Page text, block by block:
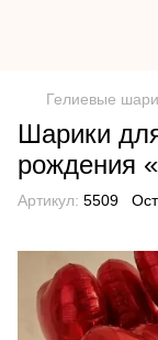
Гелиевые
Шарики
рождения
Артикул: 5509